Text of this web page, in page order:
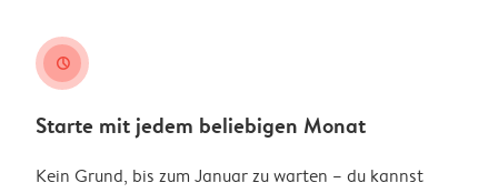
clock
Starte mit jedem beliebigen Monat
Kein Grund, bis zum Januar zu warten – du kannst